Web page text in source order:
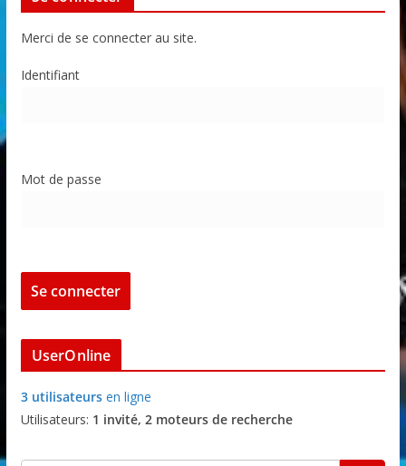
Merci de se connecter au site.
Identifiant
Mot de passe
UserOnline
3 utilisateursen ligne
Utilisateurs: 1 invité, 2 moteurs de recherche